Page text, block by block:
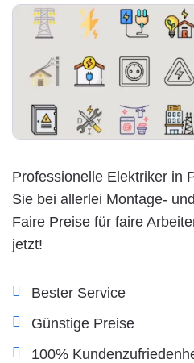
Professionelle Elektriker in
Sie bei allerlei Montage-
Faire Preise für faire
jetzt!
Bester Service
Günstige Preise
100%